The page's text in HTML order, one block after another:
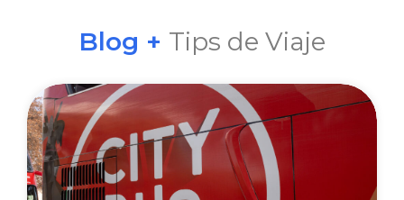
Blog + Tips de Viaje